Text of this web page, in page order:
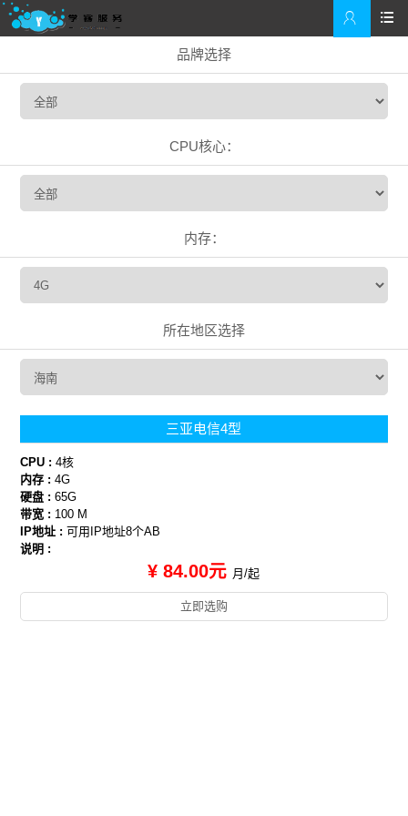


品牌选择
CPU核心：
内存：
所在地区选择
三亚电信4型
CPU :4核
内存 :4G
硬盘 :65G
带宽 : 100 M
IP地址 :可用IP地址8个AB
说明 :
¥ 84.00元 月/起
立即选购